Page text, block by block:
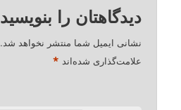
دیدگاهتان را بنویسید
نشانی ایمیل شما منتشر نخواهد شد.
علامت‌گذاری شده‌اند *